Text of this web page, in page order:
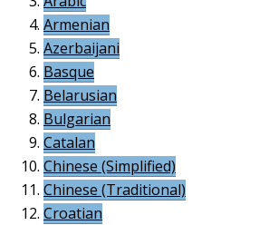
Armenian
Azerbaijani
Basque
Belarusian
Bulgarian
Catalan
Chinese (Simplified)
Chinese (Traditional)
Croatian